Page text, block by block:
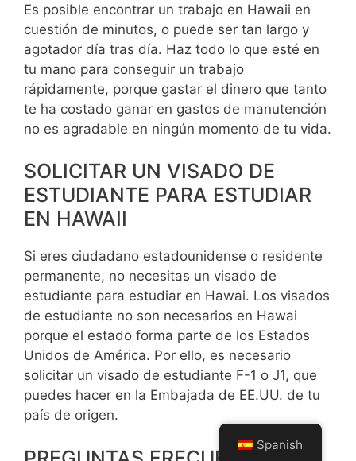
Es posible encontrar un trabajo en Hawaii en
cuestión de minutos, o puede ser tan largo y
agotador día tras día. Haz todo lo que esté en
tu mano para conseguir un trabajo
rápidamente, porque gastar el dinero que tanto
te ha costado ganar en gastos de manutención
no es agradable en ningún momento de tu vida.
SOLICITAR UN VISADO DE
ESTUDIANTE PARA ESTUDIAR
EN HAWAII
Si eres ciudadano estadounidense o residente
permanente, no necesitas un visado de
estudiante para estudiar en Hawai. Los visados
de estudiante no son necesarios en Hawai
porque el estado forma parte de los Estados
Unidos de América. Por ello, es necesario
solicitar un visado de estudiante F-1 o J1, que
puedes hacer en la Embajada de EE.UU. de tu
país de origen.
Spanish